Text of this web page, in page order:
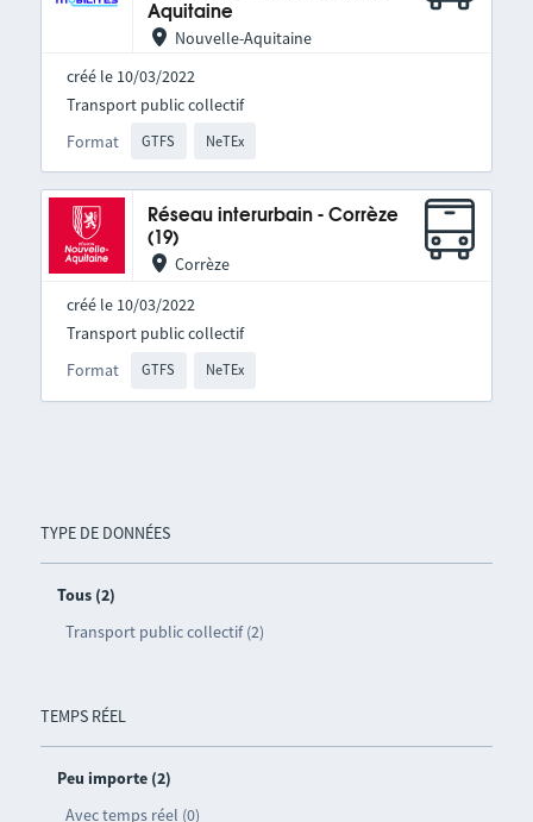
TYPE DE DONNÉES
Tous (2)
Transport public collectif (2)
TEMPS RÉEL
Peu importe (2)
Avec temps réel (0)
Aquitaine
Nouvelle-Aquitaine
créé le 10/03/2022
Format GTFS NeTEx
Transport public collectif
Réseau interurbain - Corrèze
(19)
Corrèze
créé le 10/03/2022
Format GTFS NeTEx
Transport public collectif